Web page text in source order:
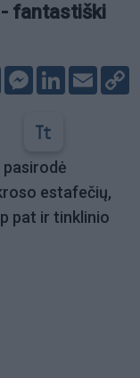
fantastiški
FacebookMessenger
LinkedIn
Email
pasirodė
estafečių,
pat ir tinklinio